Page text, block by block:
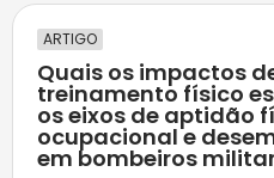
ARTIGO
Quais os impactos
treinamento físico
os eixos de aptidão
ocupacional e
em bombeiros